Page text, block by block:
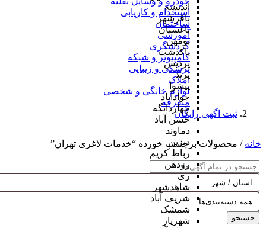
اندیشه
باقرشهر
باغستان
بومهن
پاکدشت
پردیس
پرند
پیشوا
جوادآباد
چهاردانگه
حسن آباد
دماوند
دیزین
رباط کریم
رودهن
ری
شاهدشهر
شریف آباد
شمشک
شهریار
استخدام و کاریابی
ساختمان
آموزشی
گردشگری
کامپیوتر و شبکه
پزشکی و زیبایی
املاک
لوازم خانگی و شخصی
متفرقه
ثبت اگهی رایگان
خانه / محصولات برچسب خورده “خدمات لاغری تهران”
جستجو